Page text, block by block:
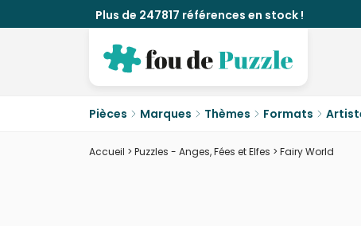
Plus de 247817 références en stock !
Pièces Marques Thèmes Formats
Accueil > Puzzles - Anges, Fées et Elfes > Fairy World